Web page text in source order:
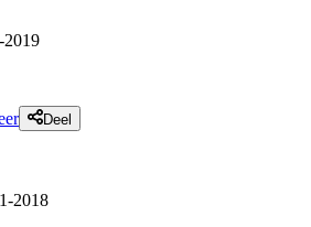
2019
Deel
2018